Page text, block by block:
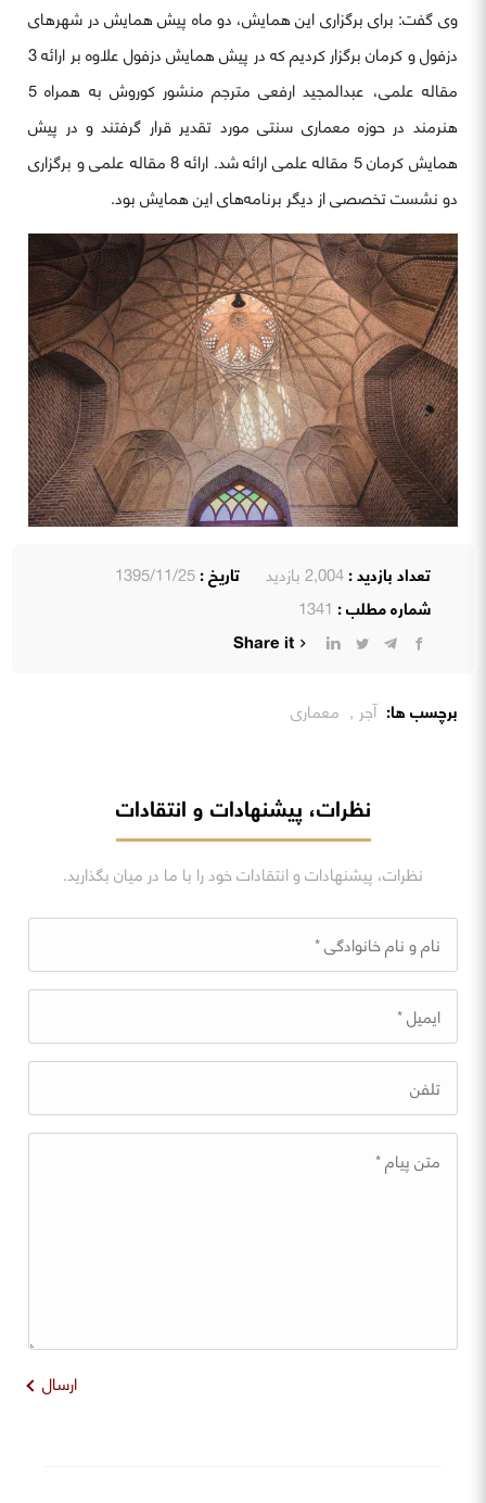
وی گفت: برای برگزاری این همایش، دو ماه پیش همایش در شهرهای
دزفول و کرمان برگزار کردیم که در پیش همایش دزفول علاوه بر ارائه 3
مقاله علمی، عبدالمجید ارفعی مترجم منشور کوروش به همراه 5
هنرمند در حوزه معماری سنتی مورد تقدیر قرار گرفتند و در پیش
همایش کرمان 5 مقاله علمی ارائه شد. ارائه 8 مقاله علمی و برگزاری
دو نشست تخصصی از دیگر برنامه‌های این همایش بود.
تعداد بازدید :2,004 بازدید تاریخ :1395/11/25
شماره مطلب : 1341
Share it
برچسب ها: آجر, معماری
نظرات، پیشنهادات و انتقادات
نظرات، پیشنهادات و انتقادات خود را با ما در میان بگذارید.
ارسال